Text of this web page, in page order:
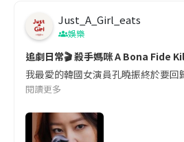
Just_A_Girl_eats
娛樂
追劇日常🎬 殺手媽咪 A Bona Fide
我最愛的韓國女演員孔曉振終於要
閱讀更多